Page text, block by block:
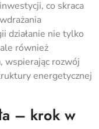
co skraca
działanie nie tylko
również
wspierając rozwój
energetycznej
– krok w